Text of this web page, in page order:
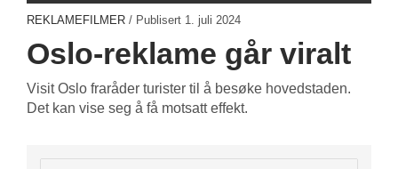
REKLAMEFILMER / Publisert 1. juli 2024
Oslo-reklame går viralt
Visit Oslo fraråder turister til å besøke hovedstaden.
Det kan vise seg å få motsatt effekt.